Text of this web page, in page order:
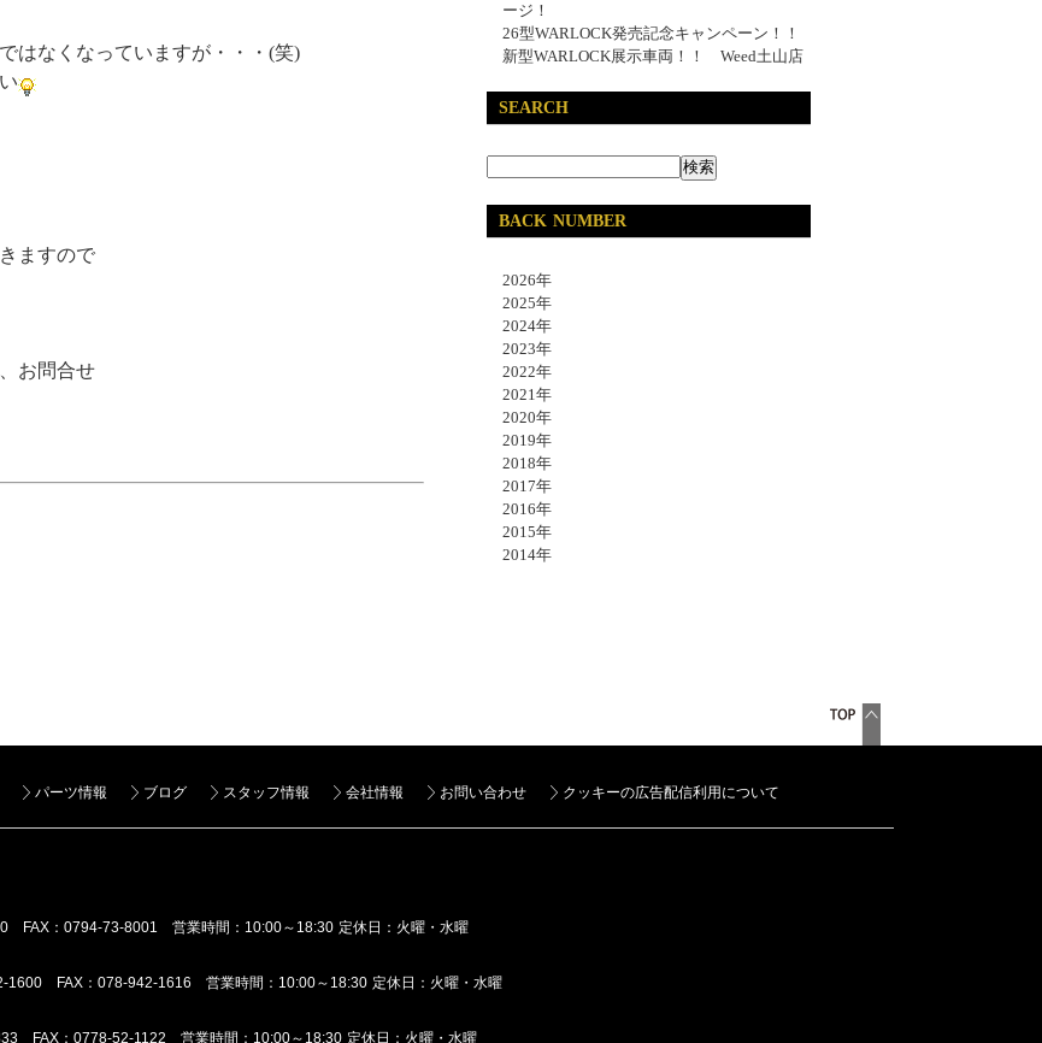
はなくなっていますが・・・(笑)
ますので
お問合せ
ージ！
26型WARLOCK発売記念キャンペーン！！
新型WARLOCK展示車両！！ Weed土山店
SEARCH
BACK NUMBER
2026年
2025年
2024年
2023年
2022年
2021年
2020年
2019年
2018年
2017年
2016年
2015年
2014年
パーツ情報 ブログ スタッフ情報 会社情報 お問い合わせ クッキーの広告配信利用について
FAX：0794-73-8001 営業時間：10:00～18:30 定休日：火曜・水曜
1600 FAX：078-942-1616 営業時間：10:00～18:30 定休日：火曜・水曜
FAX：0778-52-1122 営業時間：10:00～18:30 定休日：火曜・水曜